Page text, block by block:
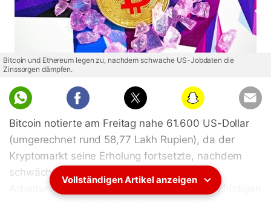
Bitcoin und Ethereum legen zu, nachdem schwache US-Jobdaten die
Zinssorgen dämpfen.
Bitcoin notierte am Freitag nahe 61.600 US-Dollar
(umgerechnet rund 58,77 Lakh Rupien), da der
Kryptomarkt seine Erholung fortsetzte, nachdem
schwächer als erwartet ausgefallene US-
Arbeitsmarktdaten die Sorgen vor einer kurzfristigen
Vollständigen Artikel anzeigen